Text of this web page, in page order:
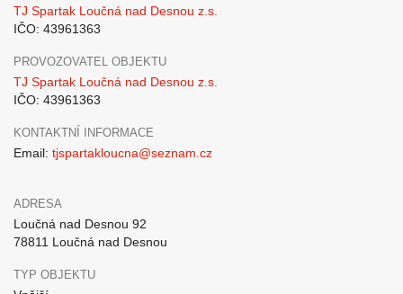
TJ Spartak Loučná nad Desnou z.s.
IČO: 43961363
PROVOZOVATEL OBJEKTU
TJ Spartak Loučná nad Desnou z.s.
IČO: 43961363
KONTAKTNÍ INFORMACE
Email: tjspartakloucna@seznam.cz
ADRESA
Loučná nad Desnou 92
78811 Loučná nad Desnou
TYP OBJEKTU